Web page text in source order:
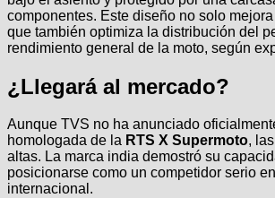
componentes. Este diseño no solo
que también optimiza la distribución del
rendimiento general de la moto, según
¿Llegará al mercado?
Aunque TVS no ha anunciado
homologada de la RTS X Supermoto,
altas. La marca india demostró su
posicionarse como un competidor serio
internacional.